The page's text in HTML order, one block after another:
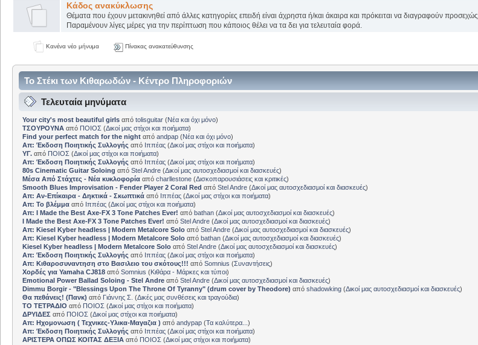
Κάδος ανακύκλωσης
Θέματα που έχουν μετακινηθεί από άλλες κατηγορίες επειδή είναι άχρηστα ή/και άκαιρα και πρόκειται να διαγραφούν προσεχώς.
Παραμένουν λίγες μέρες για την περίπτωση που κάποιος θέλει να τα δει για τελευταία φορά.
Κανένα νέο μήνυμα Πίνακας ανακατεύθυνσης
Το Στέκι των Κιθαρωδών - Κέντρο Πληροφοριών
Τελευταία μηνύματα
Your city's most beautiful girlsαπό tolisguitar(Νέα και όχι μόνο)
ΤΣΟΥΡΟΥΝΑαπό ΠΟΙΟΣ (Δικοί μας στίχοι και ποιήματα)
Find your perfect match for the nightαπό andpap(Νέα και όχι μόνο)
Απ: Έκδοση Ποιητικής Συλλογής από Ιππέας(Δικοί μας στίχοι και ποιήματα)
ΥΓ.από ΠΟΙΟΣ (Δικοί μας στίχοι και ποιήματα)
Απ: Έκδοση Ποιητικής Συλλογής από Ιππέας(Δικοί μας στίχοι και ποιήματα)
80s Cinematic Guitar Soloing από Stel Andre(Δικοί μας αυτοσχεδιασμοί και διασκευές)
Μέσα Από Στάχτες - Νέα κυκλοφορίααπό charllestone(Δισκοπαρουσιάσεις και κριτικές)
Smooth Blues Improvisation - Fender Player 2 Coral Red από Stel Andre(Δικοί μας αυτοσχεδιασμοί και διασκευές)
Απ: Αν-Επίκαιρα - Δηκτικά - Σκωπτικά από Ιππέας(Δικοί μας στίχοι και ποιήματα)
Απ: Το βλέμμα από Ιππέας(Δικοί μας στίχοι και ποιήματα)
Απ: I Made the Best Axe-FX 3 Tone Patches Ever! από bathan(Δικοί μας αυτοσχεδιασμοί και διασκευές)
I Made the Best Axe-FX 3 Tone Patches Ever! από Stel Andre(Δικοί μας αυτοσχεδιασμοί και διασκευές)
Απ: Kiesel Kyber headless | Modern Metalcore Solo από Stel Andre(Δικοί μας αυτοσχεδιασμοί και διασκευές)
Απ: Kiesel Kyber headless | Modern Metalcore Solo από bathan(Δικοί μας αυτοσχεδιασμοί και διασκευές)
Kiesel Kyber headless | Modern Metalcore Solo από Stel Andre(Δικοί μας αυτοσχεδιασμοί και διασκευές)
Απ: Έκδοση Ποιητικής Συλλογής από Ιππέας(Δικοί μας στίχοι και ποιήματα)
Απ: Κιθαροσυναντηση στο Βασιλειο του σκότους!!! από Somnius (Συναντήσεις)
Χορδές για Yamaha CJ818από Somnius (Κιθάρα - Μάρκες και τύποι)
Emotional Power Ballad Soloing - Stel Andreαπό Stel Andre(Δικοί μας αυτοσχεδιασμοί και διασκευές)
Dimmu Borgir - "Blessings Upon The Throne Of Tyranny" (drum cover by Theodore) από shadowking(Δικοί μας αυτοσχεδιασμοί και διασκευές)
Θα πεθάνεις! (Πανκ) από Γιάννης Σ. (Δικές μας συνθέσεις και τραγούδια)
ΤΟ ΤΕΤΡΑΔΙΟ από ΠΟΙΟΣ (Δικοί μας στίχοι και ποιήματα)
ΔΡΥΙΔΕΣ από ΠΟΙΟΣ (Δικοί μας στίχοι και ποιήματα)
Απ: Ηχομονωση ( Τεχνικες-Υλικα-Μαγαζια ) από andypap(Τα καλύτερα... )
Απ: Έκδοση Ποιητικής Συλλογής από Ιππέας(Δικοί μας στίχοι και ποιήματα)
ΑΡΙΣΤΕΡΑ ΟΠΩΣ ΚΟΙΤΑΣ ΔΕΞΙΑαπό ΠΟΙΟΣ (Δικοί μας στίχοι και ποιήματα)